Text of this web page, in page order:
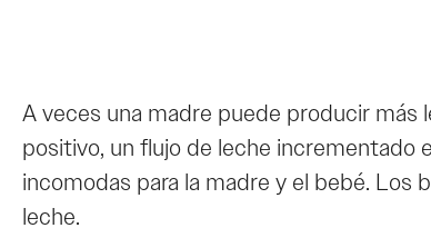
A veces una madre puede producir más
positivo, un flujo de leche incrementado
incomodas para la madre y el bebé.
leche.